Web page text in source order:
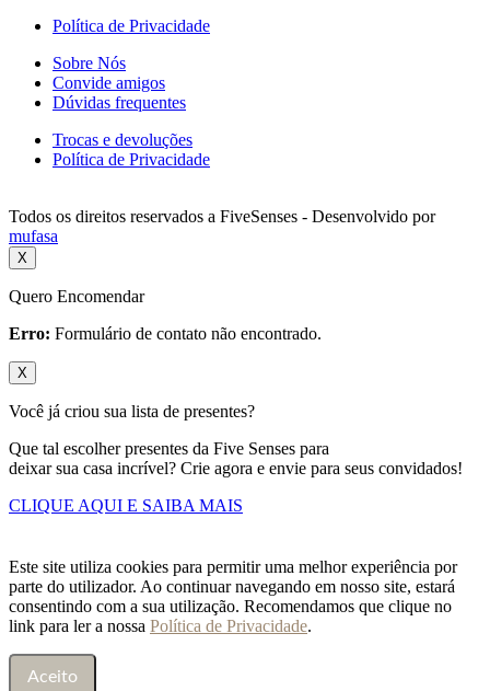
Política de Privacidade
Sobre Nós
Convide amigos
Dúvidas frequentes
Trocas e devoluções
Política de Privacidade
Todos os direitos reservados a FiveSenses - Desenvolvido por
mufasa
X
Quero Encomendar
Erro: Formulário de contato não encontrado.
X
Você já criou sua lista de presentes?
Que tal escolher presentes da Five Senses para
deixar sua casa incrível? Crie agora e envie para seus convidados!
CLIQUE AQUI E SAIBA MAIS
Este site utiliza cookies para permitir uma melhor experiência por
parte do utilizador. Ao continuar navegando em nosso site, estará
consentindo com a sua utilização. Recomendamos que clique no
link para ler a nossa Política de Privacidade.
Aceito